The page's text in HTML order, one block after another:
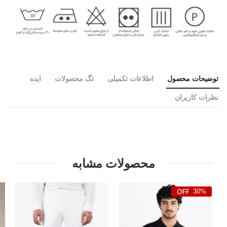
توضیحات محصول اطلاعات تکمیلی تگ محصولات ایده
نظرات کاربران
محصولات مشابه
30%